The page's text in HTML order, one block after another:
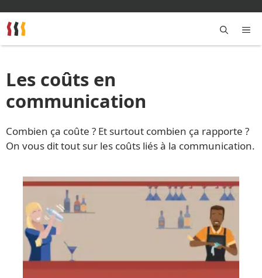
au
contenu
Les coûts en
communication
Combien ça coûte ? Et surtout combien ça rapporte ?
On vous dit tout sur les coûts liés à la communication.